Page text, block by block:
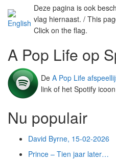
Deze pagina is ook
vlag hiernaast. / This
Click on the flag.
A Pop Life op
De A Pop Life
link of het Spotify
Nu populair
David Byrne, 15-02-2026
Prince – Tien jaar later…